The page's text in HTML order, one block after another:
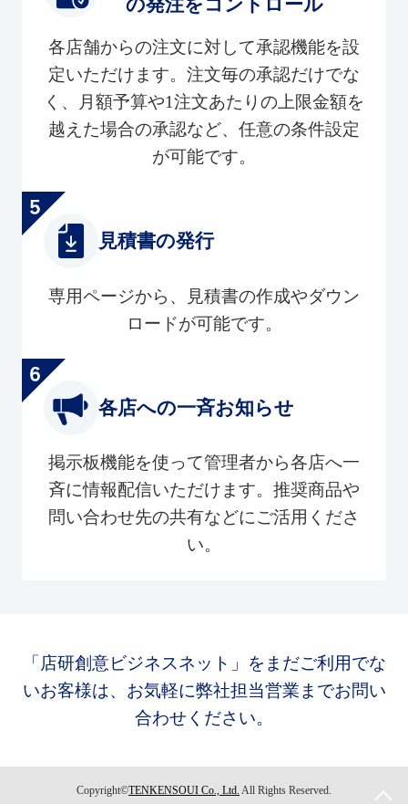
の発注をコントロール
各店舗からの注文に対して承認機能を設
定いただけます。注文毎の承認だけでな
く、月額予算や1注文あたりの上限金額を
越えた場合の承認など、任意の条件設定
が可能です。
見積書の発行
専用ページから、見積書の作成やダウン
ロードが可能です。
各店への一斉お知らせ
掲示板機能を使って管理者から各店へ一
斉に情報配信いただけます。推奨商品や
問い合わせ先の共有などにご活用くださ
い。
「店研創意ビジネスネット」をまだご利用でな
いお客様は、お気軽に弊社担当営業までお問い
合わせください。
Copyright©TENKENSOUI Co., Ltd. All Rights Reserved.